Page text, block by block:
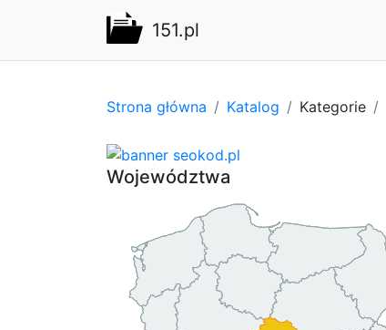
151.pl
Strona główna Katalog Kategorie
Województwa